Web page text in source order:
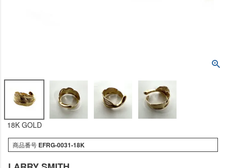
18K GOLD
商品番号 EFRG-0031-18K